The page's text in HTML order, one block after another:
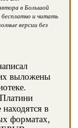
в Большой
бесплатно и читать
версии без
выложены
в
форматах,